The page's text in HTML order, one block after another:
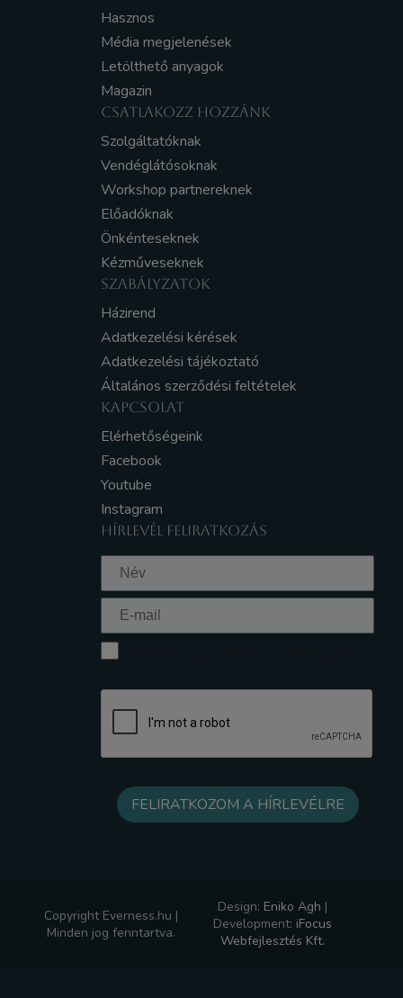
Hasznos
Média megjelenések
Letölthető anyagok
Magazin
CSATLAKOZZ HOZZÁNK
Szolgáltatóknak
Vendéglátósoknak
Workshop partnereknek
Előadóknak
Önkénteseknek
Kézműveseknek
SZABÁLYZATOK
Házirend
Adatkezelési kérések
Adatkezelési tájékoztató
Általános szerződési feltételek
KAPCSOLAT
Elérhetőségeink
Facebook
Youtube
Instagram
HÍRLEVÉL FELIRATKOZÁS
Copyright Everness.hu |
Minden jog fenntartva.
Design: Eniko Agh |
Development: iFocus
Webfejlesztés Kft.